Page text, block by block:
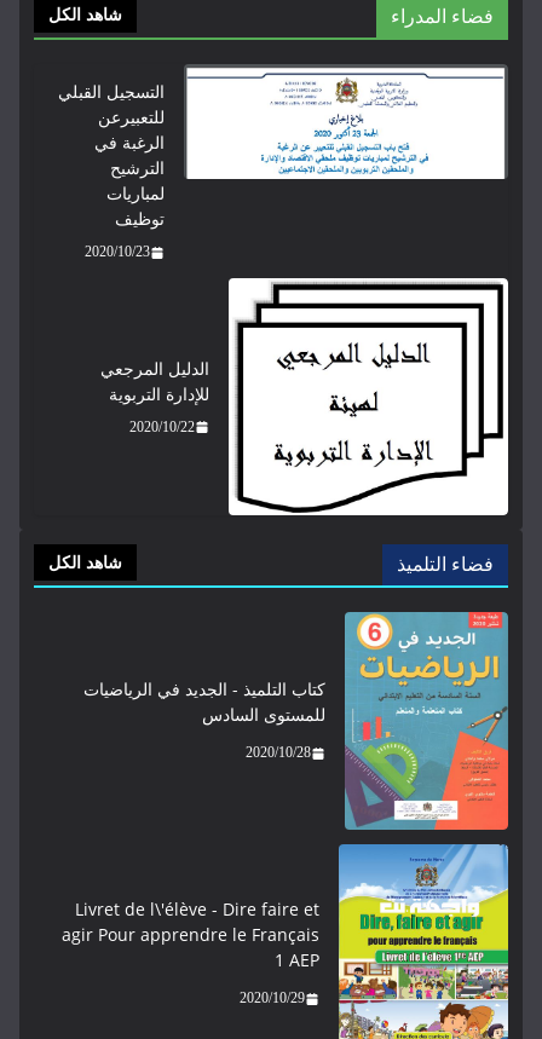
فضاء المدراء شاهد الكل
التسجيل القبلي
للتعبيرعن
الرغبة في
الترشيح
لمباريات
توظيف
2020/10/23
الدليل المرجعي
للإدارة التربوية
2020/10/22
فضاء التلميذ شاهد الكل
كتاب التلميذ - الجديد في الرياضيات
للمستوى السادس
2020/10/28
Livret de l\'élève - ​​​Dire faire et
agir Pour apprendre le Français
1 AEP
2020/10/29